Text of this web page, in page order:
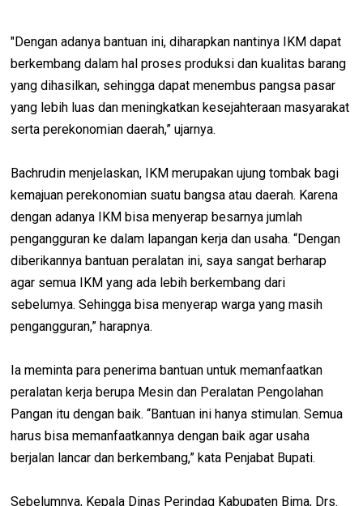
"Dengan adanya bantuan ini, diharapkan nantinya IKM dapat
berkembang dalam hal proses produksi dan kualitas barang
yang dihasilkan, sehingga dapat menembus pangsa pasar
yang lebih luas dan meningkatkan kesejahteraan masyarakat
serta perekonomian daerah,” ujarnya.
Bachrudin menjelaskan, IKM merupakan ujung tombak bagi
kemajuan perekonomian suatu bangsa atau daerah. Karena
dengan adanya IKM bisa menyerap besarnya jumlah
pengangguran ke dalam lapangan kerja dan usaha. “Dengan
diberikannya bantuan peralatan ini, saya sangat berharap
agar semua IKM yang ada lebih berkembang dari
sebelumya. Sehingga bisa menyerap warga yang masih
pengangguran,” harapnya.
Ia meminta para penerima bantuan untuk memanfaatkan
peralatan kerja berupa Mesin dan Peralatan Pengolahan
Pangan itu dengan baik. “Bantuan ini hanya stimulan. Semua
harus bisa memanfaatkannya dengan baik agar usaha
berjalan lancar dan berkembang,” kata Penjabat Bupati.
Sebelumnya, Kepala Dinas Perindag Kabupaten Bima, Drs.